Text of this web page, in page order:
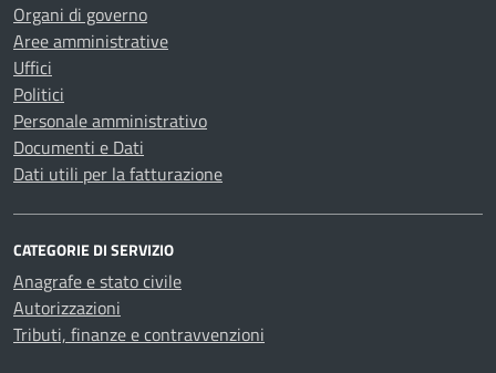
Organi di governo
Aree amministrative
Uffici
Politici
Personale amministrativo
Documenti e Dati
Dati utili per la fatturazione
CATEGORIE DI SERVIZIO
Anagrafe e stato civile
Autorizzazioni
Tributi, finanze e contravvenzioni